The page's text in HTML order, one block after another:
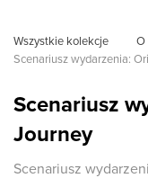
Wszystkie kolekcje O
Scenariusz wydarzenia:
Scenariusz
Journey
Scenariusz